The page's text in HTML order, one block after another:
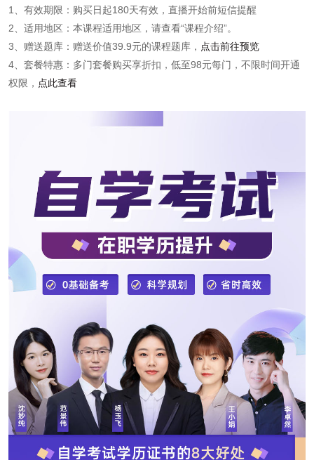
1、有效期限：购买日起180天有效，直播开始前短信提醒
2、适用地区：本课程适用地区，请查看“课程介绍”。
3、赠送题库：赠送价值39.9元的课程题库， 点击前往预览
4、套餐特惠：多门套餐购买享折扣，低至98元每门，不限时间开通
权限， 点此查看